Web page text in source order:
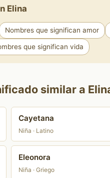
Elina
Nombres que significan amor
que significan vida
similar a
Cayetana
Niña · Latino
Eleonora
Niña · Griego